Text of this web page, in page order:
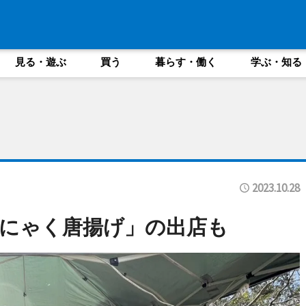
見る・遊ぶ 買う 暮らす・働く 学ぶ・知る
2023.10.28
ゃく唐揚げ」の出店も